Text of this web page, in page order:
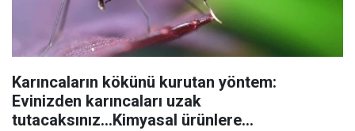
Karıncaların kökünü kurutan yöntem:
Evinizden karıncaları uzak
tutacaksınız...Kimyasal ürünlere